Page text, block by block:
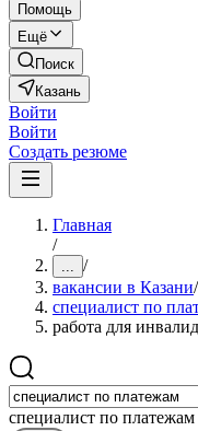
Помощь
Ещё
Поиск
Казань
Войти
Войти
Создать резюме
Главная
/
... /
вакансии в Казани/
специалист по
работа для
специалист по платежам